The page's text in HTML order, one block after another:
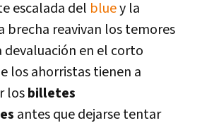
escalada del bluey la
brecha reavivan los temores
devaluación en el corto
los ahorristas tienen a
losbilletes
antes que dejarse tentar